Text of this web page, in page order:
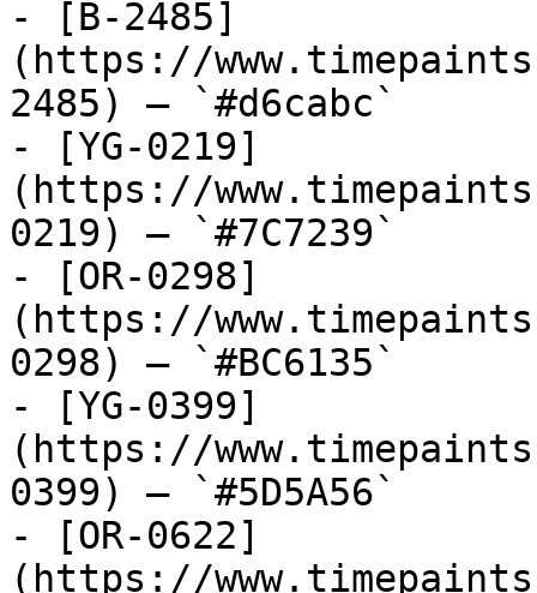
- [B-2485]
(https://
2485) — `#d6cabc`
- [YG-0219]
(https://
0219) — `#7C7239`
- [OR-0298]
(https://
0298) — `#BC6135`
- [YG-0399]
(https://
0399) — `#5D5A56`
- [OR-0622]
(https://